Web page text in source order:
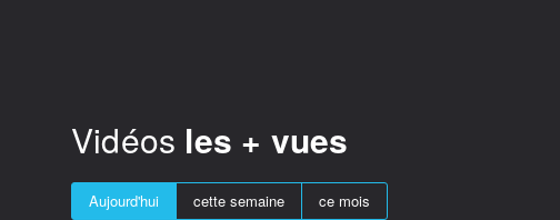
Vidéos les + vues
Aujourd'hui cette semaine ce mois